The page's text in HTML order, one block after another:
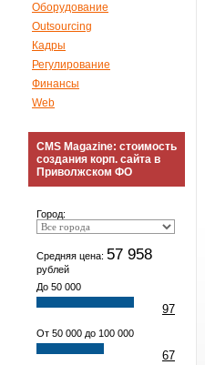
Оборудование
Outsourcing
Кадры
Регулирование
Финансы
Web
CMS Magazine: стоимость
создания корп. сайта в
Приволжском ФО
Город:
Средняя цена: 57 958
рублей
До 50 000
97
От 50 000 до 100 000
67